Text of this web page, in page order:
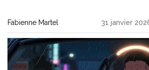
Fabienne Martel 31 janvier